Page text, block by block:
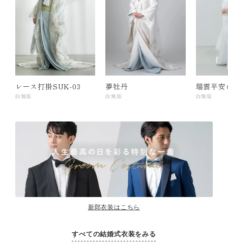
レース打掛SUK-03
白無垢
夢牡丹
白無垢
瑞雲平安
白無垢
新郎衣装はこちら
すべての結婚式衣装をみる